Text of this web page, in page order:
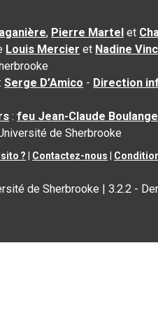
, Pierre Martel et
Louis Mercier et Nadine
:Serge D’Amico - Direction
:feu Jean-Claude
de Sherbrooke
? Contactez-nous
de Sherbrooke |3.2.2 -